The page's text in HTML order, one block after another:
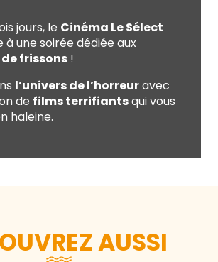
jours, le Cinéma Le Sélect
à une soirée dédiée aux
frissons !
l’univers de l’horreuravec
de films terrifiantsqui vous
haleine.
AUSSI